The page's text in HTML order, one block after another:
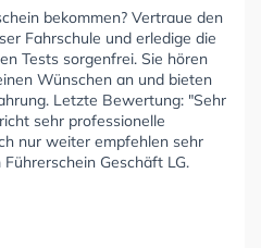
bekommen? Vertraue den
Fahrschule und erledige die
Tests sorgenfrei. Sie hören
Wünschen an und bieten
Letzte Bewertung: "Sehr
sehr professionelle
nur weiter empfehlen sehr
Geschäft LG.